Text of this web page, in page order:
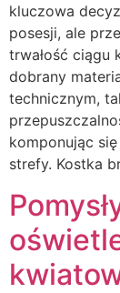
kluczowa
posesji, ale
trwałość ciągu
dobrany
technicznym,
komponując
strefy. Kostka